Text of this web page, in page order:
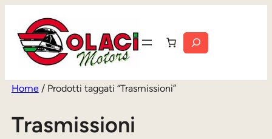
contenuto
Cerca
Home/ Prodotti taggati “Trasmissioni”
Trasmissioni